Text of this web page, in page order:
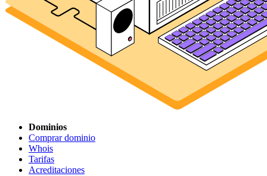
Dominios
Comprar dominio
Whois
Tarifas
Acreditaciones